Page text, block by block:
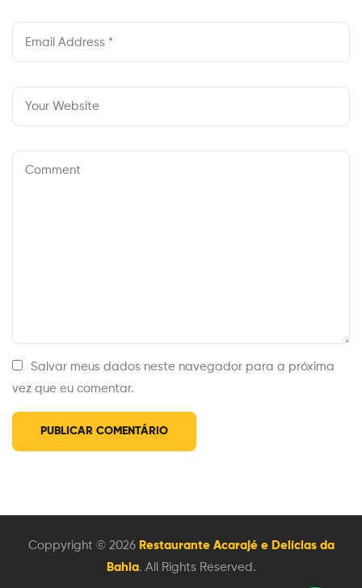
Salvar meus dados neste navegador para a próxima
vez que eu comentar.
Coppyright © 2026 Restaurante Acarajé e Delícias da
Bahia. All Rights Reserved.